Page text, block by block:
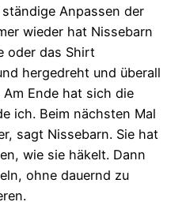
Anpassen der
wieder hat Nissebarn
oder das Shirt
hergedreht und überall
Ende hat sich die
ich. Beim nächsten Mal
sagt Nissebarn. Sie hat
wie sie häkelt. Dann
ohne dauernd zu